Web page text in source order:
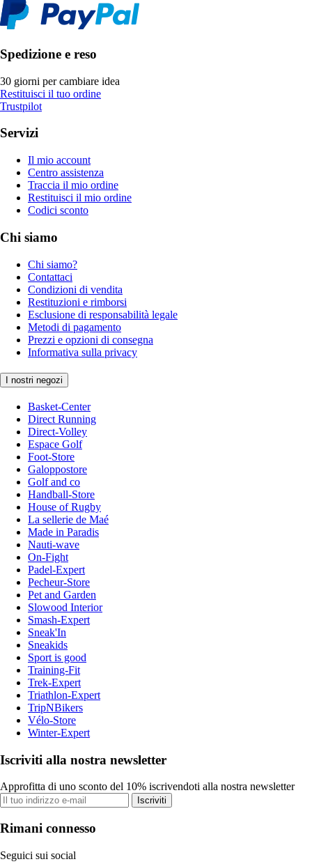
Spedizione e reso
30 giorni per cambiare idea
Restituisci il tuo ordine
Trustpilot
Servizi
Il mio account
Centro assistenza
Traccia il mio ordine
Restituisci il mio ordine
Codici sconto
Chi siamo
Chi siamo?
Contattaci
Condizioni di vendita
Restituzioni e rimborsi
Esclusione di responsabilità legale
Metodi di pagamento
Prezzi e opzioni di consegna
Informativa sulla privacy
I nostri negozi
Basket-Center
Direct Running
Direct-Volley
Espace Golf
Foot-Store
Galoppostore
Golf and co
Handball-Store
House of Rugby
La sellerie de Maé
Made in Paradis
Nauti-wave
On-Fight
Padel-Expert
Pecheur-Store
Pet and Garden
Slowood Interior
Smash-Expert
Sneak'In
Sneakids
Sport is good
Training-Fit
Trek-Expert
Triathlon-Expert
TripNBikers
Vélo-Store
Winter-Expert
Iscriviti alla nostra newsletter
Approfitta di uno sconto del 10% iscrivendoti alla nostra newsletter
Iscriviti
Rimani connesso
Seguici sui social